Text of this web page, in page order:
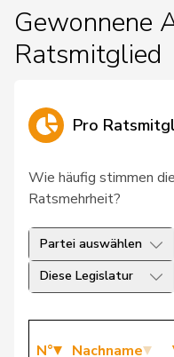
Gewonnene
Ratsmitglied
Pro
Wie häufig stimmen
Ratsmehrheit?
Partei auswählen
Diese Legislatur
N° Nachname